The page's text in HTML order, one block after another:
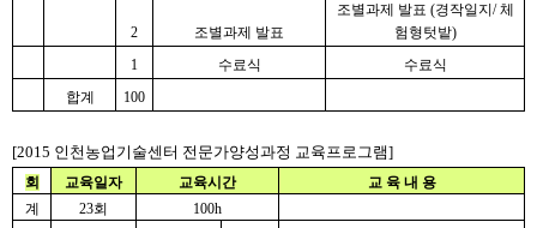
2 조별과제 발표
조별과제 발표 (경작일지/ 체
험형텃밭)
1
수료식
수료식
합계
100
[2015 인천농업기술센터 전문가양성과정 교육프로그램]
회 교육일자 교육시간
교 육 내 용
계
23회
100h